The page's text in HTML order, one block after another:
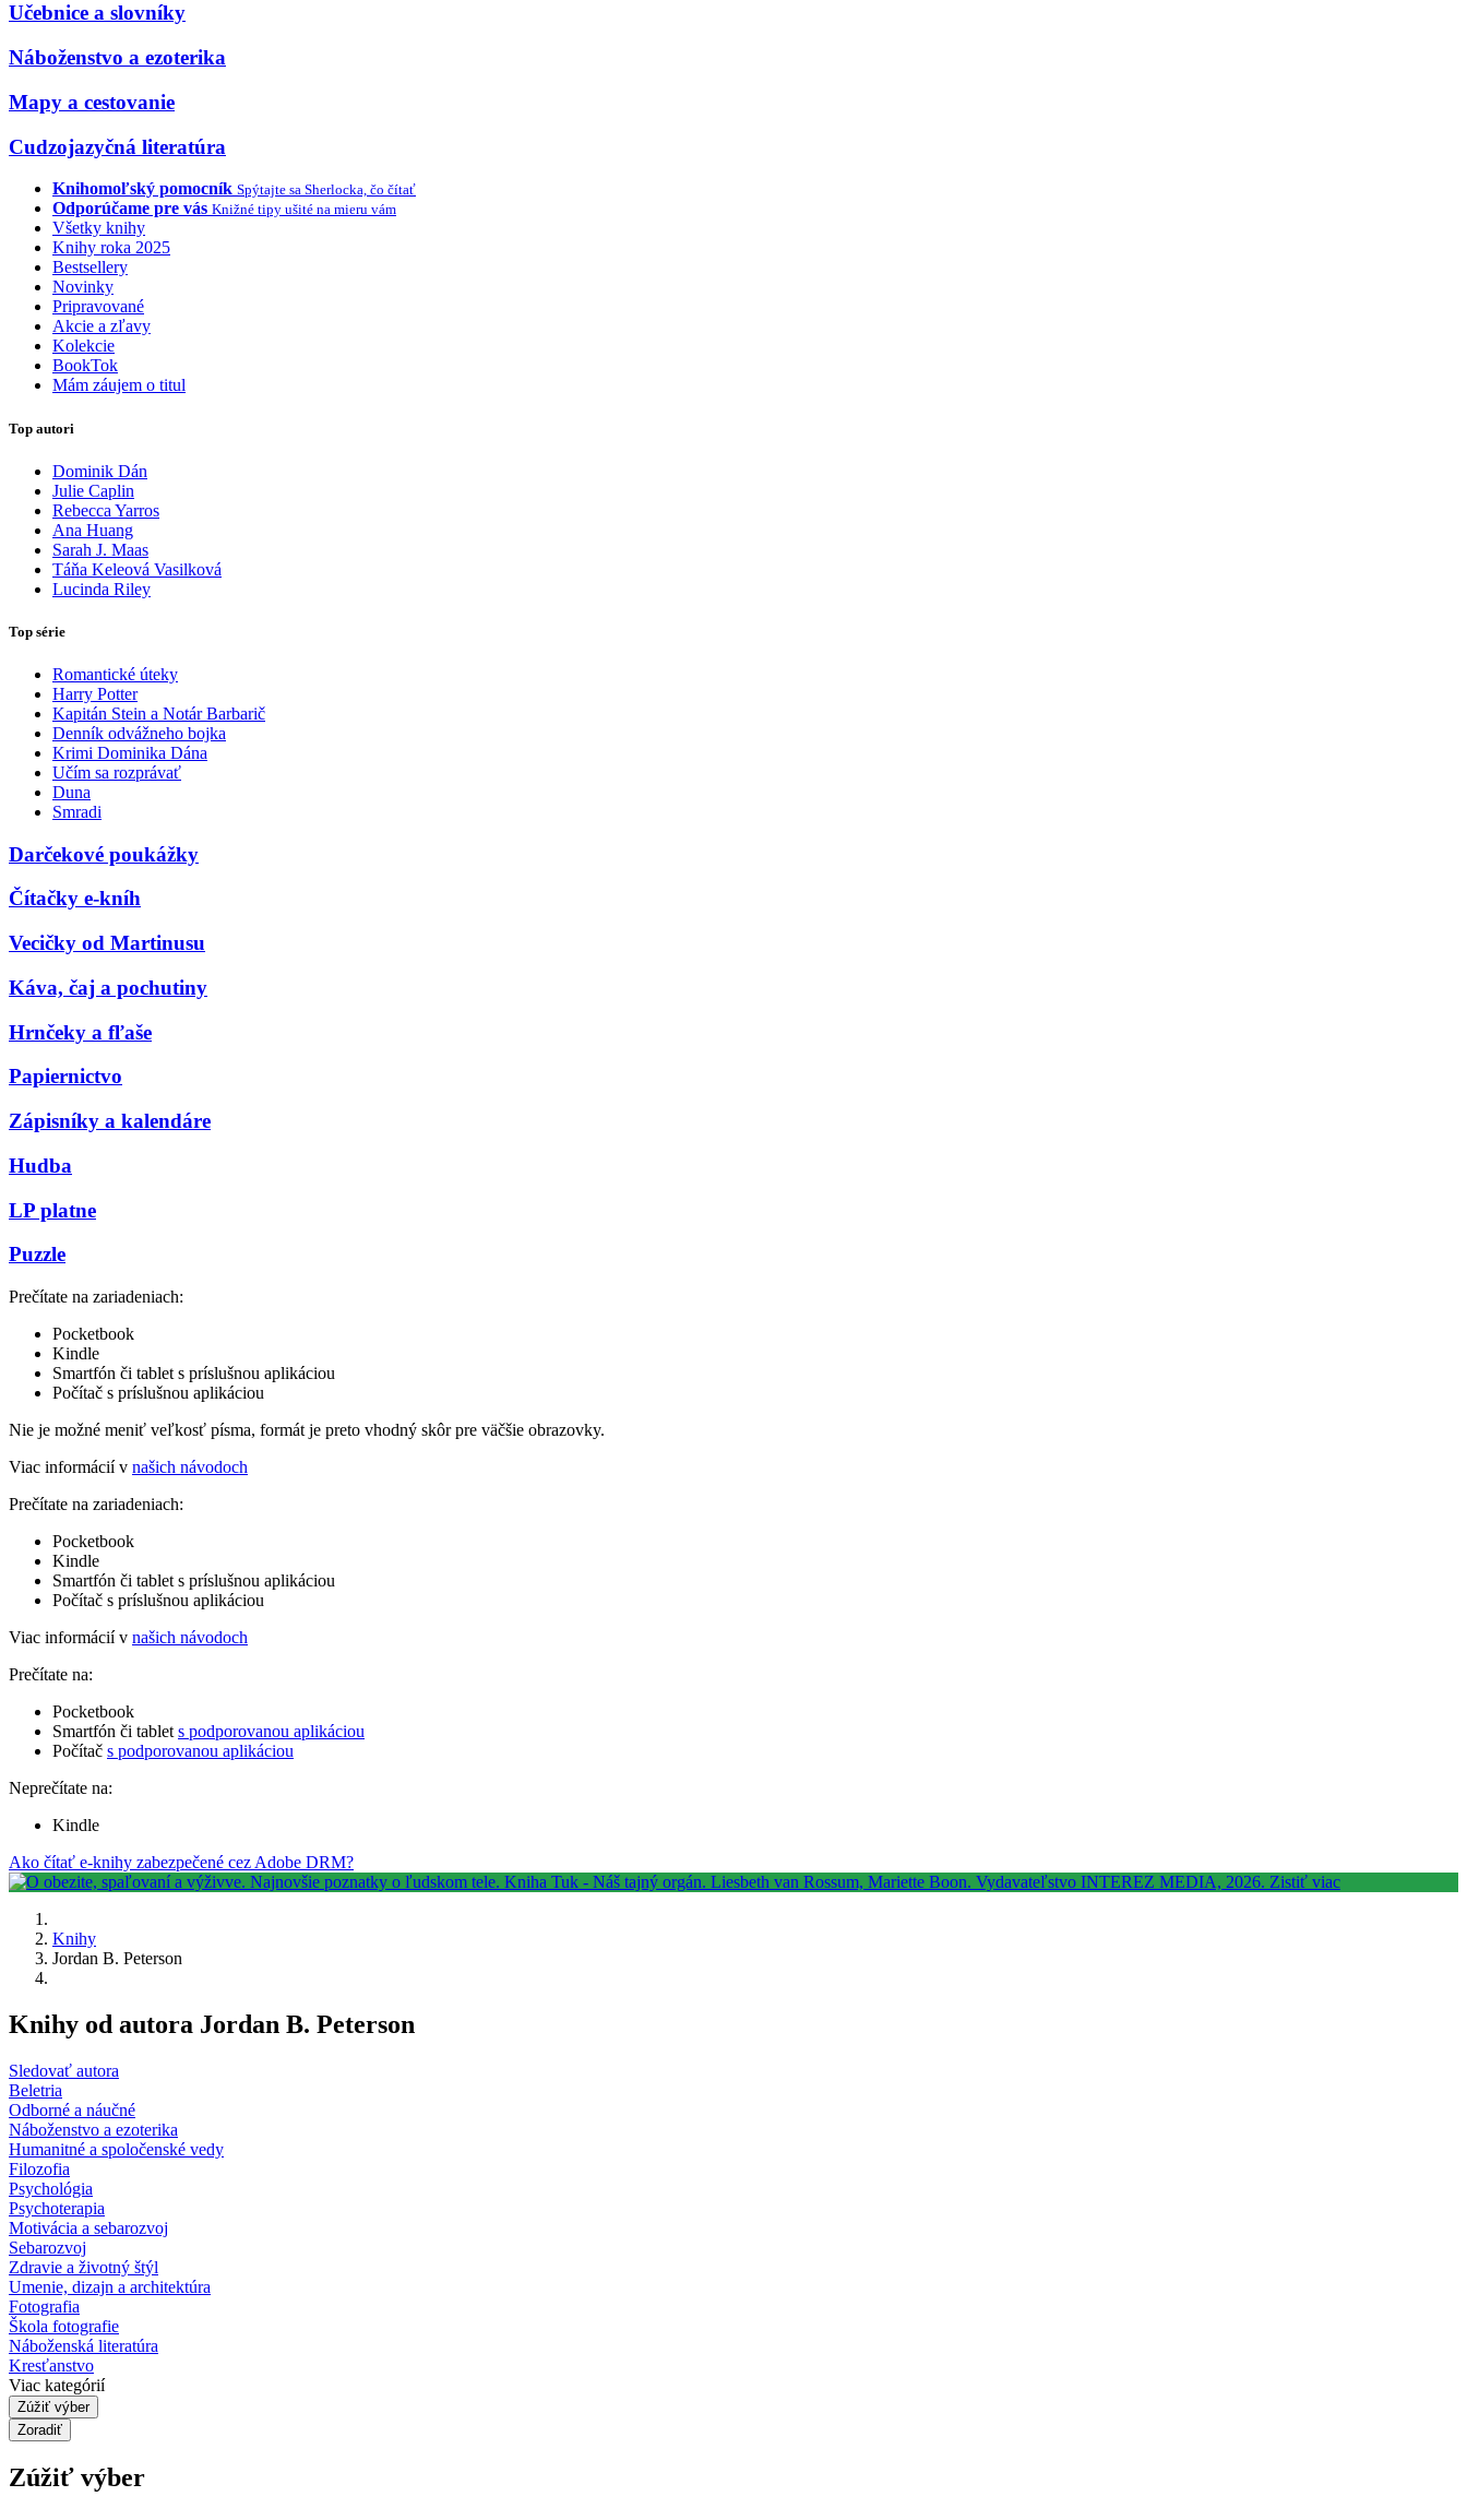
Učebnice a slovníky
Náboženstvo a ezoterika
Mapy a cestovanie
Cudzojazyčná literatúra
Knihomoľský pomocník Spýtajte sa Sherlocka, čo čítať
Odporúčame pre vás Knižné tipy ušité na mieru vám
Všetky knihy
Knihy roka 2025
Bestsellery
Novinky
Pripravované
Akcie a zľavy
Kolekcie
BookTok
Mám záujem o titul
Top autori
Dominik Dán
Julie Caplin
Rebecca Yarros
Ana Huang
Sarah J. Maas
Táňa Keleová Vasilková
Lucinda Riley
Top série
Romantické úteky
Harry Potter
Kapitán Stein a Notár Barbarič
Denník odvážneho bojka
Krimi Dominika Dána
Učím sa rozprávať
Duna
Smradi
Darčekové poukážky
Čítačky e-kníh
Vecičky od Martinusu
Káva, čaj a pochutiny
Hrnčeky a fľaše
Papiernictvo
Zápisníky a kalendáre
Hudba
LP platne
Puzzle
Prečítate na zariadeniach:
Pocketbook
Kindle
Smartfón či tablet s príslušnou aplikáciou
Počítač s príslušnou aplikáciou
Nie je možné meniť veľkosť písma, formát je preto vhodný skôr pre väčšie obrazovky.
Viac informácií v našich návodoch
Prečítate na zariadeniach:
Pocketbook
Kindle
Smartfón či tablet s príslušnou aplikáciou
Počítač s príslušnou aplikáciou
Viac informácií v našich návodoch
Prečítate na:
Pocketbook
Smartfón či tablet s podporovanou aplikáciou
Počítač s podporovanou aplikáciou
Neprečítate na:
Kindle
Ako čítať e-knihy zabezpečené cez Adobe DRM?
Knihy
Jordan B. Peterson
Knihy od autora Jordan B. Peterson
Sledovať autora
Beletria
Odborné a náučné
Náboženstvo a ezoterika
Humanitné a spoločenské vedy
Filozofia
Psychológia
Psychoterapia
Motivácia a sebarozvoj
Sebarozvoj
Zdravie a životný štýl
Umenie, dizajn a architektúra
Fotografia
Škola fotografie
Náboženská literatúra
Kresťanstvo
Viac kategórií
Zúžiť výber
Zoradiť
Zúžiť výber